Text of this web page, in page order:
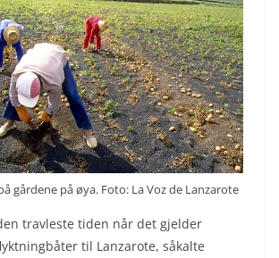
gårdene på øya. Foto: La Voz de Lanzarote
travleste tiden når det gjelder
til Lanzarote, såkalte